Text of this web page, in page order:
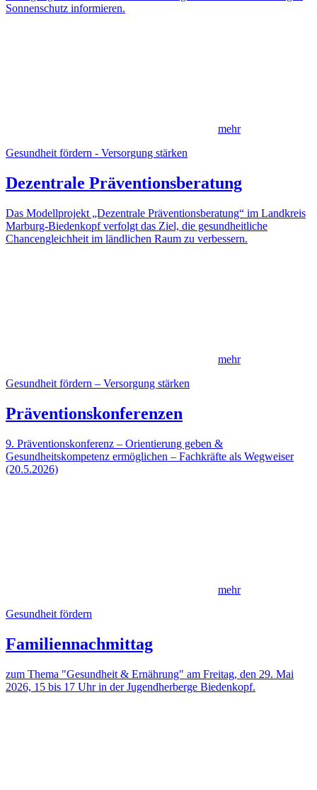
Sonnenschutz informieren.
mehr
Gesundheit fördern - Versorgung stärken
Dezentrale Präventionsberatung
Das Modellprojekt „Dezentrale Präventionsberatung“ im Landkreis
Marburg-Biedenkopf verfolgt das Ziel, die gesundheitliche
Chancengleichheit im ländlichen Raum zu verbessern.
mehr
Gesundheit fördern – Versorgung stärken
Präventionskonferenzen
9. Präventionskonferenz – Orientierung geben &
Gesundheitskompetenz ermöglichen – Fachkräfte als Wegweiser
(20.5.2026)
mehr
Gesundheit fördern
Familiennachmittag
zum Thema "Gesundheit & Ernährung" am Freitag, den 29. Mai
2026, 15 bis 17 Uhr in der Jugendherberge Biedenkopf.